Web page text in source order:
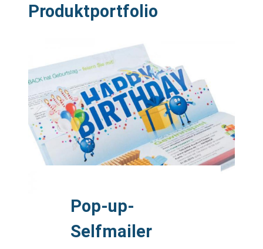
Produktportfolio
body
Pop-up-
Selfmailer